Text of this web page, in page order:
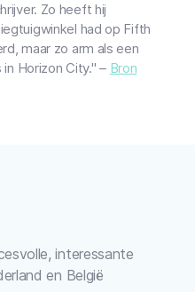
Zo heeft hij
had op Fifth
maar zo arm als een
Horizon City." – Bron
interessante
en België